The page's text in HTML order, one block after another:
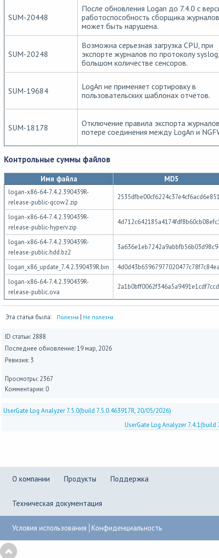
SUM-20448
После обновления Logan до 7.4.0 с
работоспособность сборщика журналов
может быть нарушена.
SUM-20248
Возможна серьезная загрузка CPU, при
экспорте журналов по протоколу
большом количестве сенсоров.
SUM-19684
LogAn не применяет сортировку в
пользовательских шаблонах отчётов.
SUM-18178
Отключение правила экспорта
потере соединения между LogAn и
Контрольные суммы файлов
Имя файла MD5
logan-x86-64-7.4.2.390439R-
release-public-qcow2.zip
logan-x86-64-7.4.2.390439R-
release-public-hyperv.zip
logan-x86-64-7.4.2.390439R-
release-public.hdd.bz2
logan_x86_update_7.4.2.390439R.bin
logan-x86-64-7.4.2.390439R-
release-public.ova
2a1b0bff0062f346a5a9491e1cdf7ccd
Эта статья была: Полезна | Не полезна
ID статьи: 2888
Последнее обновление:19 мар, 2026
Ревизия: 3
Просмотры: 2367
Комментарии: 0
UserGate Log Analyzer 7.5.0(build 7.5.0.463917R, 20/05/2026)
UserGate Log Analyzer
О компании Продукты Поддержка
Техническая документация
Условия использования Конфиденциальность